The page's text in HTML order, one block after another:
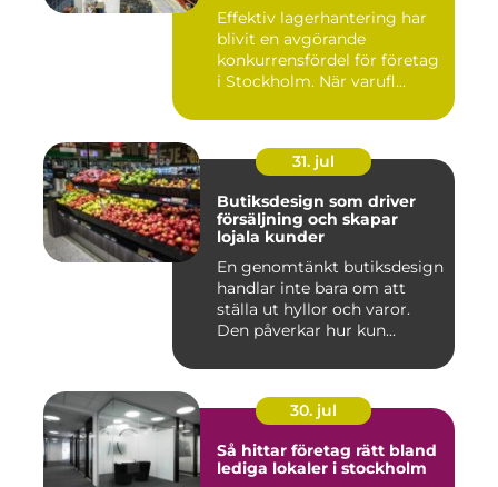
Effektiv lagerhantering har
blivit en avgörande
konkurrensfördel för företag
i Stockholm. När varufl...
31. jul
Butiksdesign som driver
försäljning och skapar
lojala kunder
En genomtänkt butiksdesign
handlar inte bara om att
ställa ut hyllor och varor.
Den påverkar hur kun...
30. jul
Så hittar företag rätt bland
lediga lokaler i stockholm